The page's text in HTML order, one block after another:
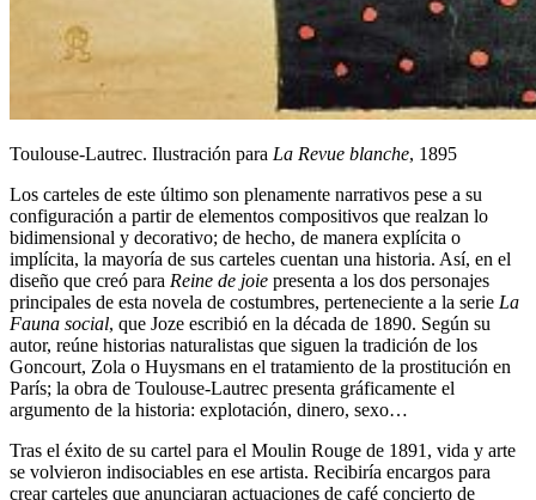
Toulouse-Lautrec. Ilustración para La Revue blanche, 1895
Los carteles de este último son plenamente narrativos pese a su
configuración a partir de elementos compositivos que realzan lo
bidimensional y decorativo; de hecho, de manera explícita o
implícita, la mayoría de sus carteles cuentan una historia. Así, en el
diseño que creó para Reine de joie presenta a los dos personajes
principales de esta novela de costumbres, perteneciente a la serie La
Fauna social, que Joze escribió en la década de 1890. Según su
autor, reúne historias naturalistas que siguen la tradición de los
Goncourt, Zola o Huysmans en el tratamiento de la prostitución en
París; la obra de Toulouse-Lautrec presenta gráficamente el
argumento de la historia: explotación, dinero, sexo…
Tras el éxito de su cartel para el Moulin Rouge de 1891, vida y arte
se volvieron indisociables en ese artista. Recibiría encargos para
crear carteles que anunciaran actuaciones de café concierto de